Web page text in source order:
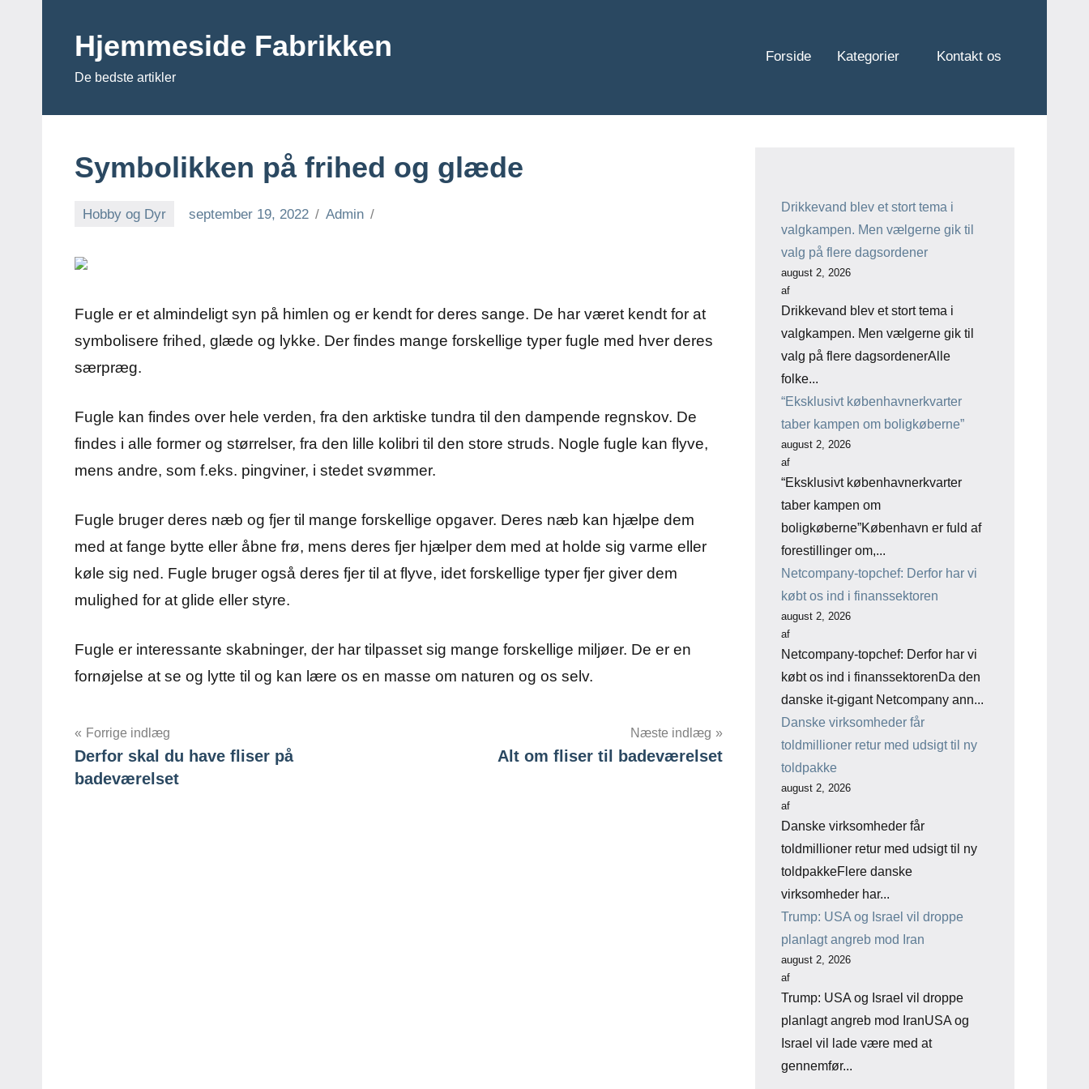
indholdHjemmeside Fabrikken
De bedste artikler
Forside Kategorier Kontakt os
Symbolikken på frihed og glæde
Hobby og Dyr september 19, 2022 Admin
Fugle er et almindeligt syn på himlen og er kendt for deres sange. De har været kendt for at
symbolisere frihed, glæde og lykke. Der findes mange forskellige typer fugle med hver deres
særpræg.
Fugle kan findes over hele verden, fra den arktiske tundra til den dampende regnskov. De
findes i alle former og størrelser, fra den lille kolibri til den store struds. Nogle fugle kan flyve,
mens andre, som f.eks. pingviner, i stedet svømmer.
Fugle bruger deres næb og fjer til mange forskellige opgaver. Deres næb kan hjælpe dem
med at fange bytte eller åbne frø, mens deres fjer hjælper dem med at holde sig varme eller
køle sig ned. Fugle bruger også deres fjer til at flyve, idet forskellige typer fjer giver dem
mulighed for at glide eller styre.
Fugle er interessante skabninger, der har tilpasset sig mange forskellige miljøer. De er en
fornøjelse at se og lytte til og kan lære os en masse om naturen og os selv.
Indlægsnavigation
Forrige indlæg
Derfor skal du have fliser på
badeværelset
Næste indlæg
Alt om fliser til badeværelset
Drikkevand blev et stort tema i
valgkampen. Men vælgerne gik til
valg på flere dagsordener
august 2, 2026
af
Drikkevand blev et stort tema i
valgkampen. Men vælgerne gik til
valg på flere dagsordenerAlle
folke...
“Eksklusivt københavnerkvarter
taber kampen om boligkøberne”
august 2, 2026
af
“Eksklusivt københavnerkvarter
taber kampen om
boligkøberne”København er fuld af
forestillinger om,...
Netcompany-topchef: Derfor har vi
købt os ind i finanssektoren
august 2, 2026
af
Netcompany-topchef: Derfor har vi
købt os ind i finanssektorenDa den
danske it-gigant Netcompany ann...
Danske virksomheder får
toldmillioner retur med udsigt til ny
toldpakke
august 2, 2026
af
Danske virksomheder får
toldmillioner retur med udsigt til ny
toldpakkeFlere danske
virksomheder har...
Trump: USA og Israel vil droppe
planlagt angreb mod Iran
august 2, 2026
af
Trump: USA og Israel vil droppe
planlagt angreb mod IranUSA og
Israel vil lade være med at
gennemfør...